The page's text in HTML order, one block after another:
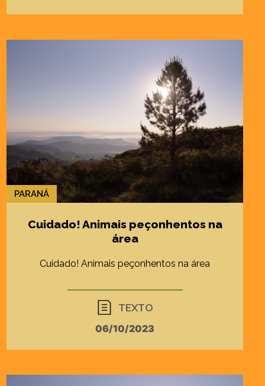
PARANÁ
Cuidado! Animais peçonhentos na
área
Cuidado! Animais peçonhentos na área
TEXTO
06/10/2023